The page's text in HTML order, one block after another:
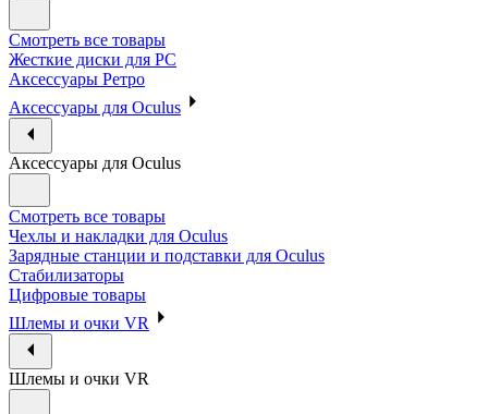
Смотреть все товары
Жесткие диски для PC
Аксессуары Ретро
Аксессуары для Oculus
Аксессуары для Oculus
Смотреть все товары
Чехлы и накладки для Oculus
Зарядные станции и подставки для Oculus
Стабилизаторы
Цифровые товары
Шлемы и очки VR
Шлемы и очки VR